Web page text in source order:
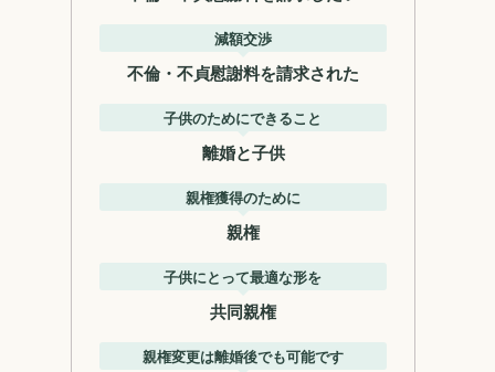
減額交渉
不倫・不貞慰謝料を請求された
子供のためにできること
離婚と子供
親権獲得のために
親権
子供にとって最適な形を
共同親権
親権変更は離婚後でも可能です